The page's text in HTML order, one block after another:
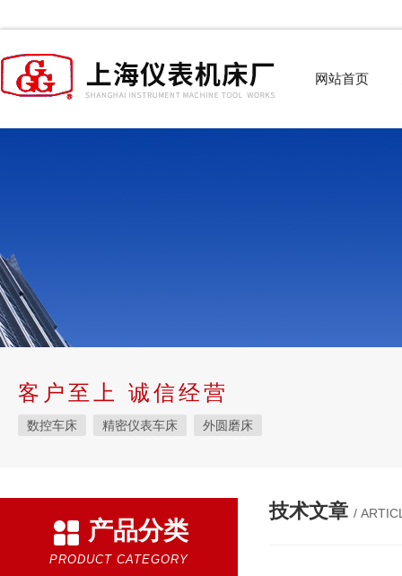
网站首页
客户至上 诚信经营
数控车床 精密仪表车床 外圆磨床
产品分类
PRODUCT CATEGORY
技术文章 /